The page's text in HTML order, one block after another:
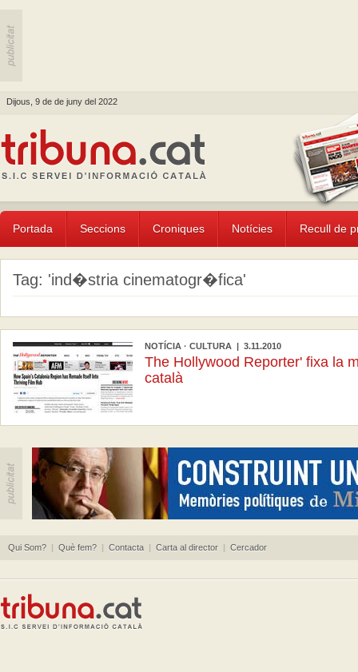
Dijous, 9 de de juny del 2022
Portada Seccions Croniques Notícies Recull de
Tag: 'ind�stria cinematogr�fica'
NOTÍCIA · CULTURA | 3.11.2010
The Hollywood Reporter' fixa la
català
Qui Som? | Què fem? | Contacta | Carta al director | Cercador